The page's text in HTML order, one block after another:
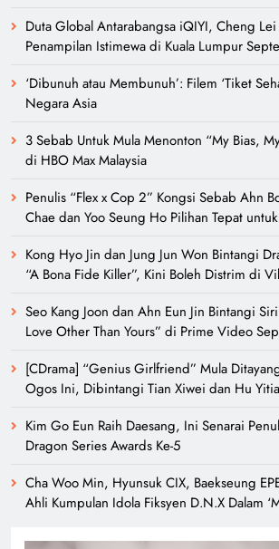
Duta Global Antarabangsa iQIYI, Cheng Lei
Penampilan Istimewa di Kuala Lumpur
‘Dibunuh atau Membunuh’: Filem ‘Tiket
Negara Asia
3 Sebab Untuk Mula Menonton “My Bias,
di HBO Max Malaysia
Penulis “Flex x Cop 2” Kongsi Sebab Ahn
Chae dan Yoo Seung Ho Pilihan Tepat
Kong Hyo Jin dan Jung Jun Won Bintangi
“A Bona Fide Killer”, Kini Boleh Distrim di
Seo Kang Joon dan Ahn Eun Jin Bintangi
Love Other Than Yours” di Prime Video
[CDrama] “Genius Girlfriend” Mula
Ogos Ini, Dibintangi Tian Xiwei dan Hu
Kim Go Eun Raih Daesang, Ini Senarai
Dragon Series Awards Ke-5
Cha Woo Min, Hyunsuk CIX, Baekseung
Ahli Kumpulan Idola Fiksyen D.N.X Dalam